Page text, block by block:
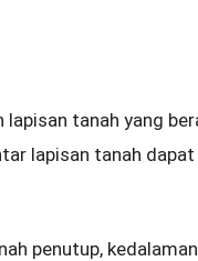
tanah yang
lapisan tanah dapat
penutup,